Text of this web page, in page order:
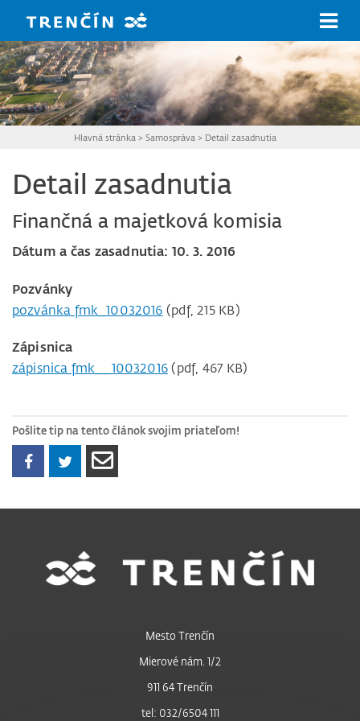
Hlavná stránka >Samospráva > Detail zasadnutia
Detail zasadnutia
Finančná a majetková komisia
Dátum a čas zasadnutia: 10. 3. 2016
Pozvánky
pozvánka fmk_10032016 (pdf, 215 KB)
Zápisnica
zápisnica fmk__10032016(pdf, 467 KB)
Pošlite tip na tento článok svojim priateľom!
Mesto Trenčín
Mierové nám. 1/2
911 64 Trenčín
tel: 032/6504 111